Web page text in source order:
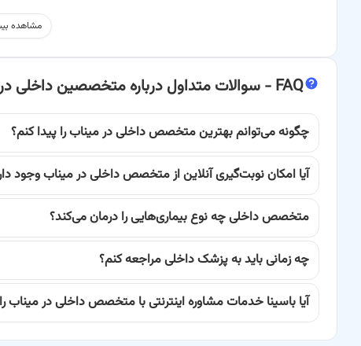
متخصص داخلی نقش بسیار حیاتی در سلامت جامعه ایفا می‌کند.
راهنمای شما در مسیر بهبودی باشد.
پیدا کردن بهترین متخصص داخلی در شهر میناب، نیازمند تحقیق و
فرآیند را برای شما ساده‌تر کرده است. شما می‌توانید با مشاهده
انتخاب را برای خود داشته باشید.
انتخاب یک پزشک متخصص داخلی که علاوه بر دانش علمی بالا،
کمک می‌کند تا در طول دوره درمان، احساس راحتی بیشتری داشته باشید و
شما امکان می‌دهد تا این اطلاعات را به راحتی در دسترس داشته باشید.
علاوه بر این، دسترسی به امکاناتی مانند نوبت‌گیری آنلاین ومشاوره
مشاهده
FAQ - سوالات متداول درباره متخصصین داخلی
چگونه می‌توانم بهترین متخصص داخلی در میناب را پیدا کنم؟
آیا امکان نوبت‌گیری آنلاین از متخصص داخلی در میناب وجود
متخصص داخلی چه نوع بیماری‌هایی را درمان می‌کند؟
چه زمانی باید به پزشک داخلی مراجعه کنم؟
آیا باسینا خدمات مشاوره اینترنتی با متخصص داخلی در میناب